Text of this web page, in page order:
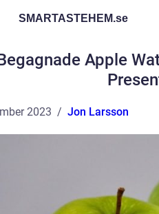
SMARTASTEHEM.se
Apple
2023 Jon Larsson